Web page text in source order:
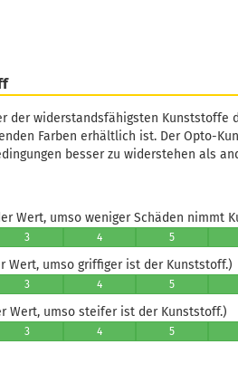
der widerstandsfähigsten Kunststoffe
Farben erhältlich ist. Der Opto-
besser zu widerstehen als
Wert, umso weniger Schäden nimmt
3 4 5
Wert, umso griffiger ist der Kunststoff.)
3 4 5
Wert, umso steifer ist der Kunststoff.)
3 4 5